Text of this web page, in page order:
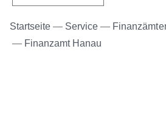
Startseite Service
Finanzamt Hanau